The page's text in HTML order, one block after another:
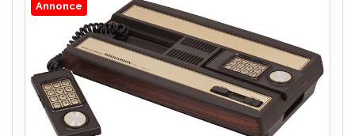
Annonce